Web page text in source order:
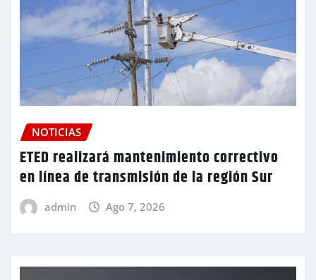
NOTICIAS
ETED realizará mantenimiento correctivo
en línea de transmisión de la región Sur
admin Ago 7, 2026